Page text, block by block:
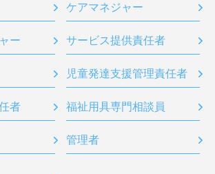
ケアマネジャー
ー サービス提供責任者
児童発達支援管理責任者
者 福祉用具専門相談員
管理者